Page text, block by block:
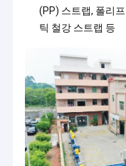
(PP) 스트랩, 폴리
틱 철강 스트랩 등